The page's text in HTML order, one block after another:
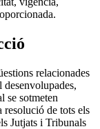
relacionades
se sotmeten
resolució de tots els
Jutjats i Tribunals